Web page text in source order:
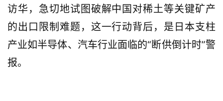
访华，急切地试图破解中国对稀土等关键矿产
的出口限制难题，这一行动背后，是日本支柱
产业如半导体、汽车行业面临的“断供倒计时”警
报。